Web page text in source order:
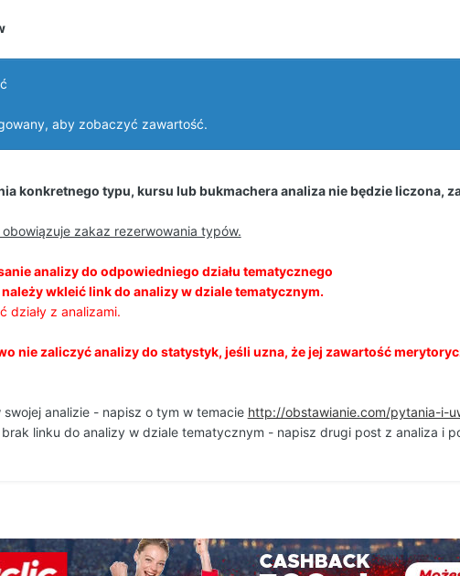
aby zobaczyć zawartość.
konkretnego typu, kursu lub bukmachera analiza nie będzie liczona,
zakaz rezerwowania typów.
analizy do odpowiedniego działu tematycznego
wkleić link do analizy w dziale tematycznym.
działy z analizami.
nie zaliczyć analizy do statystyk, jeśli uzna, że jej zawartość
swojej analizie - napisz o tym w temacie http://obstawianie.com/pytania-i-
brak linku do analizy w dziale tematycznym - napisz drugi post z analiza i